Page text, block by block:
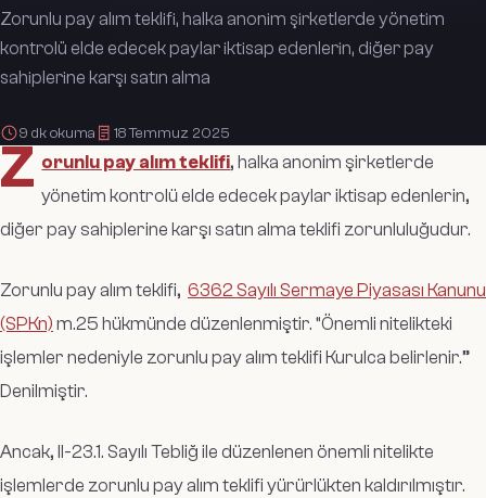
Zorunlu pay alım teklifi, halka anonim şirketlerde yönetim
kontrolü elde edecek paylar iktisap edenlerin, diğer pay
sahiplerine karşı satın alma
9 dk okuma 18 Temmuz 2025
Z orunlu pay alım teklifi, halka anonim şirketlerde
yönetim kontrolü elde edecek paylar iktisap edenlerin,
diğer pay sahiplerine karşı satın alma teklifi zorunluluğudur.
Zorunlu pay alım teklifi, 6362 Sayılı Sermaye Piyasası Kanunu
(SPKn) m.25 hükmünde düzenlenmiştir. “Önemli nitelikteki
işlemler nedeniyle zorunlu pay alım teklifi Kurulca belirlenir.”
Denilmiştir.
Ancak, II-23.1. Sayılı Tebliğ ile düzenlenen önemli nitelikte
işlemlerde zorunlu pay alım teklifi yürürlükten kaldırılmıştır.